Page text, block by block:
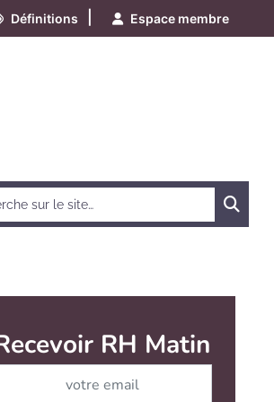
Définitions Espace membre
RH Matin